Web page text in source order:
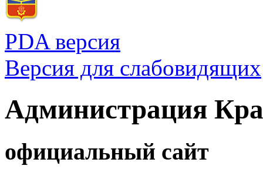
PDA версия
Версия для слабовидящих
Администрация
официальный сайт